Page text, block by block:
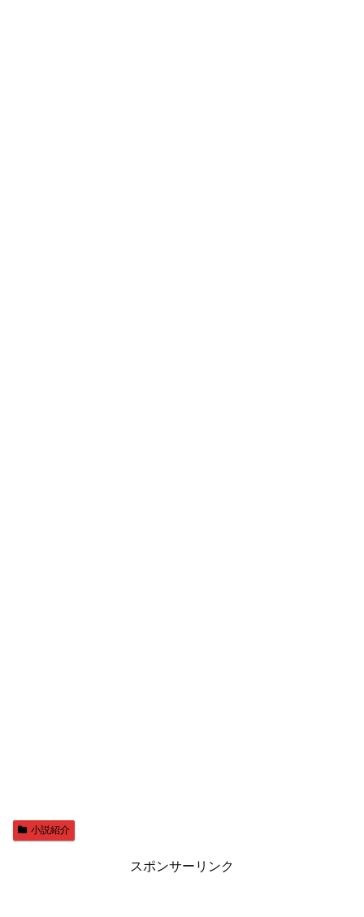
小説紹介
スポンサーリンク